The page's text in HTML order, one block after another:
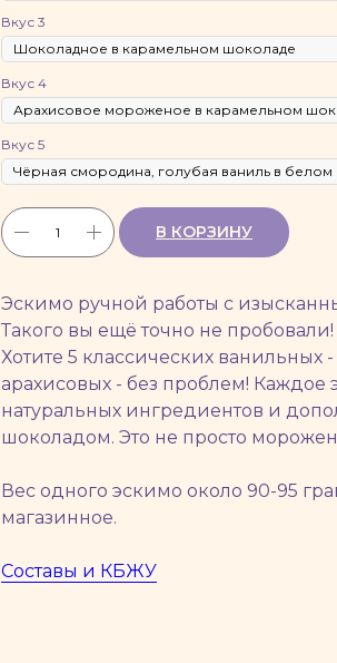
Вкус 3
Вкус 4
Вкус 5
В КОРЗИНУ
Эскимо ручной работы с
Такого вы ещё точно не
Хотите 5 классических ванильных
арахисовых - без проблем! Каждое
натуральных ингредиентов и
шоколадом. Это не просто
Вес одного эскимо около 90-95
магазинное.
Составы и КБЖУ